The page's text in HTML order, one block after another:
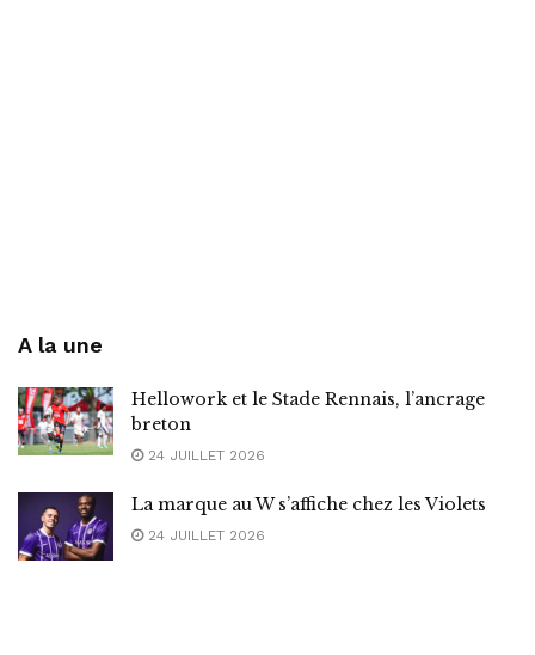
A la une
Hellowork et le Stade Rennais, l’ancrage
breton
24 JUILLET 2026
La marque au W s’affiche chez les Violets
24 JUILLET 2026